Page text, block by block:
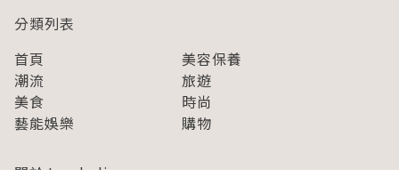
分類列表
首頁
美容保養
潮流
旅遊
美食
時尚
藝能娛樂
購物
關於Japaholic